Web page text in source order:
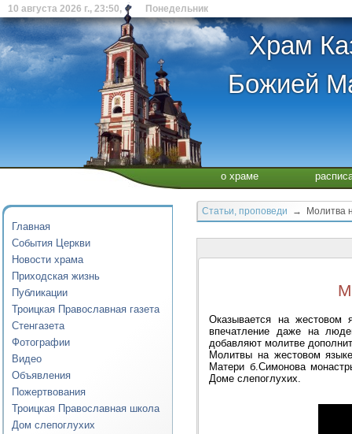
10 августа 2026 г., 23:50, Понедельник
Храм
Божией
о храме
Главная
События Церкви
Новости храма
Приходская жизнь
Публикации
Троицкая Православная газета
Стенгазета
Фотографии
Видео
Объявления
Пожертвования
Троицкая Православная школа
Дом слепоглухих
Статьи, проповеди → Молитва
Оказывается на жестовом
впечатление даже на
добавляют молитве
Молитвы на жестовом
Матери б.Симонова
Доме слепоглухих.